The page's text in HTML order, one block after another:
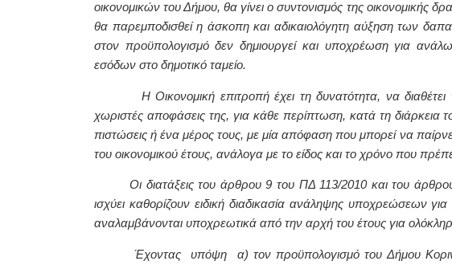
οικονομικών του Δήμου, θα γίνει ο συντονισμός της οικονομικής
θα παρεμποδισθεί η άσκοπη και αδικαιολόγητη αύξηση των
στον προϋπολογισμό δεν δημιουργεί και υποχρέωση για
εσόδων στο δημοτικό ταμείο.
Η Οικονομική επιτροπή έχει τη δυνατότητα, να διαθέτει
χωριστές αποφάσεις της, για κάθε περίπτωση, κατά τη διάρκεια
πιστώσεις ή ένα μέρος τους, με μία απόφαση που μπορεί να
του οικονομικού έτους, ανάλογα με το είδος και το χρόνο που
Οι διατάξεις του άρθρου 9 του ΠΔ 113/2010 και του
ισχύει καθορίζουν ειδική διαδικασία ανάληψης υποχρεώσεων
αναλαμβάνονται υποχρεωτικά από την αρχή του έτους για
Έχοντας υπόψη α) τον προϋπολογισμό του Δήμου